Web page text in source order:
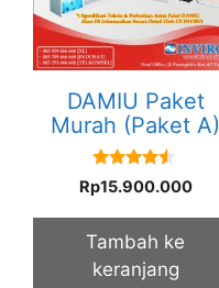
DAMIU Paket
Murah (Paket A)
4.33
out of 5
Rp15.900.000
Tambah ke
keranjang